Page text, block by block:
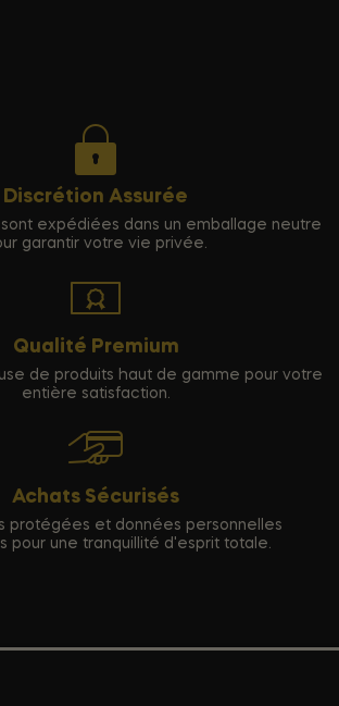
Discrétion Assurée
expédiées dans un emballage neutre
garantir votre vie privée.
Qualité Premium
de produits haut de gamme pour votre
entière satisfaction.
Achats Sécurisés
protégées et données personnelles
pour une tranquillité d'esprit totale.